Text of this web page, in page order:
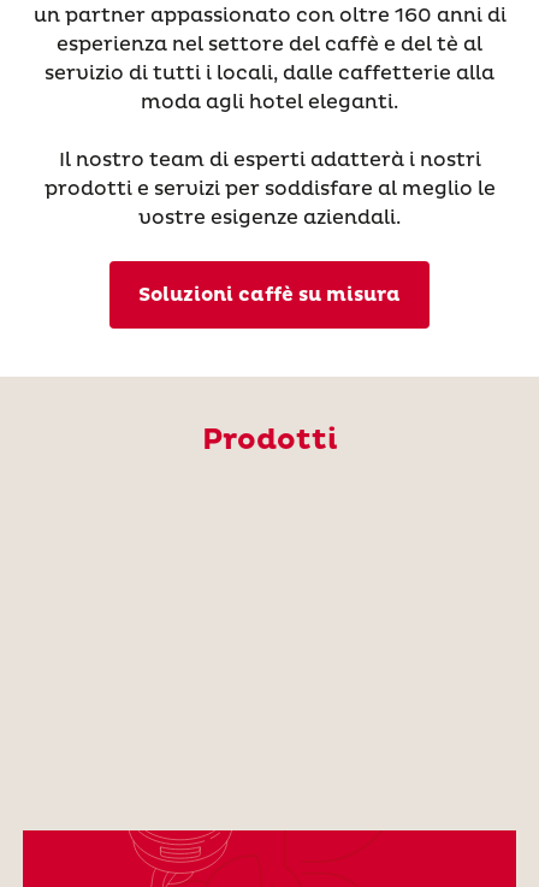
un partner appassionato con oltre 160 anni di
esperienza nel settore del caffè e del tè al
servizio di tutti i locali, dalle caffetterie alla
moda agli hotel eleganti.
Il nostro team di esperti adatterà i nostri
prodotti e servizi per soddisfare al meglio le
vostre esigenze aziendali.
Soluzioni caffè su misura
Prodotti